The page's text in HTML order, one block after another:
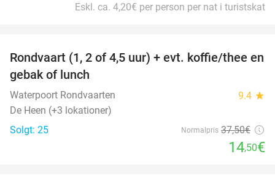
Eskl. ca. 4,20€ per person per nat i turistskat
61%
Rondvaart (1, 2 of 4,5 uur) + evt. koffie/thee en
gebak of lunch
Waterpoort Rondvaarten 9.4 star
De Heen (+3 lokationer)
Solgt: 25
Normalpris 37,50€
14,50€